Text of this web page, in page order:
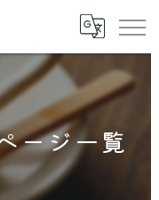
ージ一覧